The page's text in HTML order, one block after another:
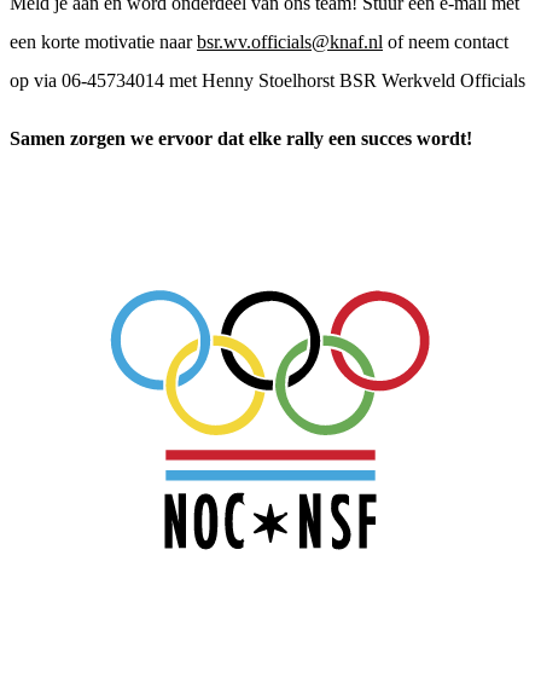
een korte motivatie naarbsr.wv.officials@knaf.nl of neem contact
op via 06-45734014 met Henny Stoelhorst BSR Werkveld Officials
Samen zorgen we ervoor dat elke rally een succes wordt!